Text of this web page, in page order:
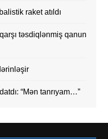
raket atıldı
təsdiqlənmiş qanun
“Mən tanrıyam…”